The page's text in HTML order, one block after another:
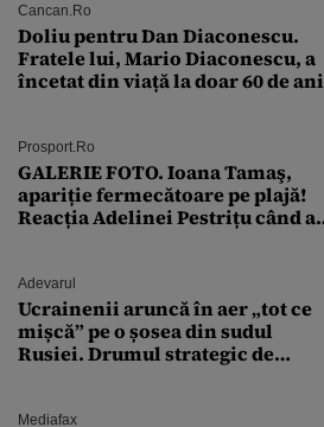
Cancan.ro
Doliu pentru Dan Diaconescu.
Fratele lui, Mario Diaconescu, a
încetat din viață la doar 60 de ani
Prosport.ro
GALERIE FOTO. Ioana Tamaş,
apariție fermecătoare pe plajă!
Reacția Adelinei Pestrițu când a
Adevarul
Ucrainenii aruncă în aer „tot ce
mișcă” pe o șosea din sudul
Rusiei. Drumul strategic de
Mediafax